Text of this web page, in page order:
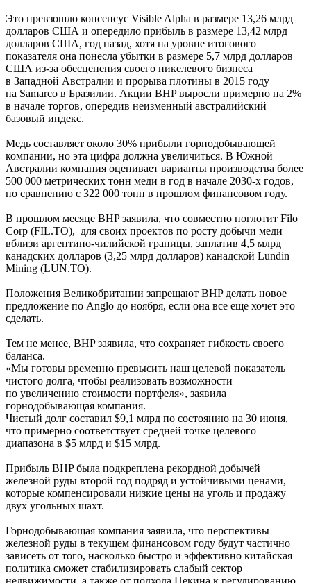
Это превзошло консенсус Visible Alpha в размере 13,26 млрд
долларов США и опередило прибыль в размере 13,42 млрд
долларов США, год назад, хотя на уровне итогового
показателя она понесла убытки в размере 5,7 млрд долларов
США из-за обесценения своего никелевого бизнеса
в Западной Австралии и прорыва плотины в 2015 году
на Samarco в Бразилии. Акции BHP выросли примерно на 2%
в начале торгов, опередив неизменный австралийский
базовый индекс.
Медь составляет около 30% прибыли горнодобывающей
компании, но эта цифра должна увеличиться. В Южной
Австралии компания оценивает варианты производства более
500 000 метрических тонн меди в год в начале 2030-х годов,
по сравнению с 322 000 тонн в прошлом финансовом году.
В прошлом месяце BHP заявила, что совместно поглотит Filo
Corp (FIL.TO), для своих проектов по росту добычи меди
вблизи аргентино-чилийской границы, заплатив 4,5 млрд
канадских долларов (3,25 млрд долларов) канадской Lundin
Mining (LUN.TO).
Положения Великобритании запрещают BHP делать новое
предложение по Anglo до ноября, если она все еще хочет это
сделать.
Тем не менее, BHP заявила, что сохраняет гибкость своего
баланса.
«Мы готовы временно превысить наш целевой показатель
чистого долга, чтобы реализовать возможности
по увеличению стоимости портфеля», заявила
горнодобывающая компания.
Чистый долг составил $9,1 млрд по состоянию на 30 июня,
что примерно соответствует средней точке целевого
диапазона в $5 млрд и $15 млрд.
Прибыль BHP была подкреплена рекордной добычей
железной руды второй год подряд и устойчивыми ценами,
которые компенсировали низкие цены на уголь и продажу
двух угольных шахт.
Горнодобывающая компания заявила, что перспективы
железной руды в текущем финансовом году будут частично
зависеть от того, насколько быстро и эффективно китайская
политика сможет стабилизировать слабый сектор
недвижимости, а также от подхода Пекина к регулированию